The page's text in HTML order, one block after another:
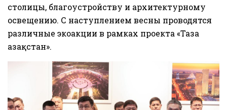
столицы, благоустройству и архитектурному
освещению. С наступлением весны проводятся
различные экоакции в рамках проекта «Таза
Қазақстан».